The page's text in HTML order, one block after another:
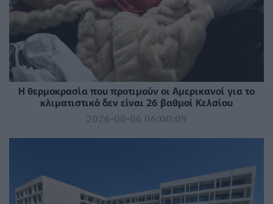
Η θερμοκρασία που προτιμούν οι Αμερικανοί για το
κλιματιστικό δεν είναι 26 βαθμοί Κελσίου
2026-08-06 06:00:09